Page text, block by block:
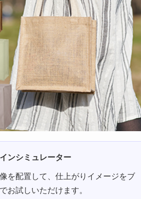
ンシミュレーター
を配置して、仕上がりイメージをブ
お試しいただけます。